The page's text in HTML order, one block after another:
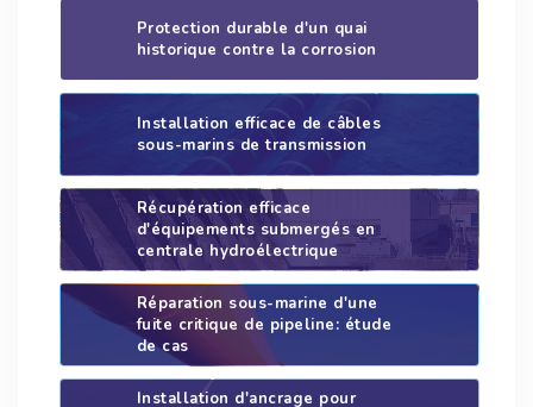
Protection durable d'un quai
historique contre la corrosion
Installation efficace de câbles
sous-marins de transmission
Récupération efficace
d'équipements submergés en
centrale hydroélectrique
Réparation sous-marine d'une
fuite critique de pipeline: étude
de cas
Installation d'ancrage pour